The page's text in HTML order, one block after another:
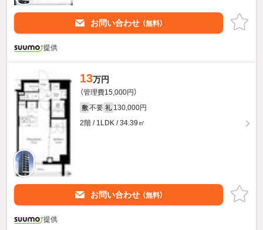
お問い合わせ （無料）
提供
13万円
（管理費15,000円）
敷 不要 礼 130,000円
2階 / 1LDK / 34.39㎡
お問い合わせ （無料）
提供